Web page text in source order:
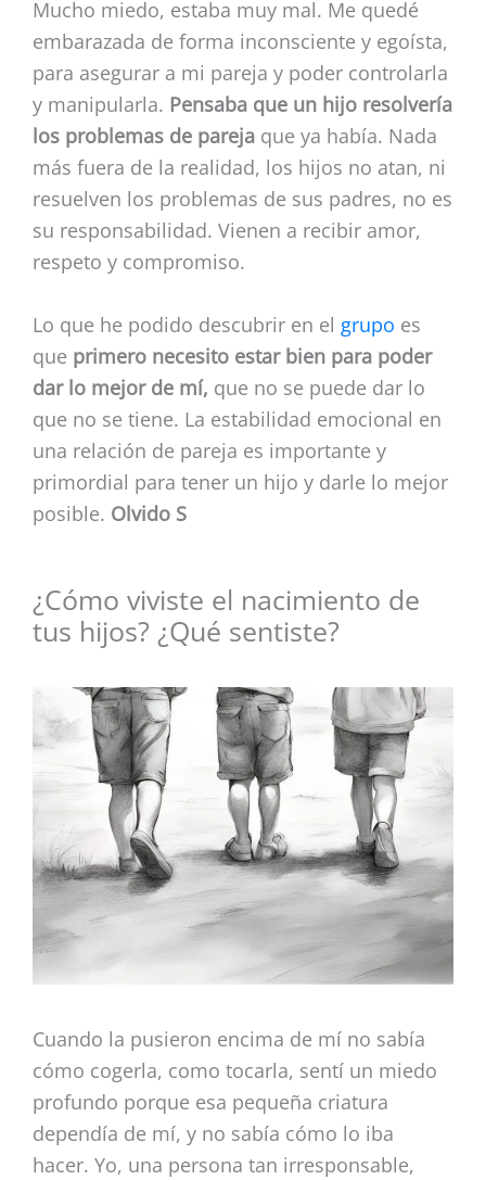
Mucho miedo, estaba muy mal. Me quedé
embarazada de forma inconsciente y egoísta,
para asegurar a mi pareja y poder controlarla
y manipularla. Pensaba que un hijo resolvería
los problemas de pareja que ya había. Nada
más fuera de la realidad, los hijos no atan, ni
resuelven los problemas de sus padres, no es
su responsabilidad. Vienen a recibir amor,
respeto y compromiso.
Lo que he podido descubrir en el grupo es
que primero necesito estar bien para poder
dar lo mejor de mí, que no se puede dar lo
que no se tiene. La estabilidad emocional en
una relación de pareja es importante y
primordial para tener un hijo y darle lo mejor
posible. Olvido S
¿Cómo viviste el nacimiento de
tus hijos? ¿Qué sentiste?
Cuando la pusieron encima de mí no sabía
cómo cogerla, como tocarla, sentí un miedo
profundo porque esa pequeña criatura
dependía de mí, y no sabía cómo lo iba
hacer. Yo, una persona tan irresponsable,